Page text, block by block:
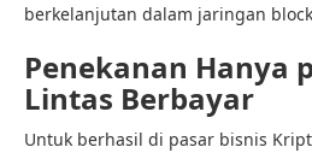
berkelanjutan dalam jaringan
Penekanan Hanya
Lintas Berbayar
Untuk berhasil di pasar bisnis